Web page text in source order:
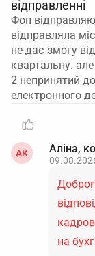
що вже має
відповідно
Ваше
автоматично
Ризики для
критично
спеціальне
анулювання
іншого
для
Підсумок:
за вашим
відправленні
Фоп відправляю
відправляла
не дає змогу
квартальну.
2 непринятий
електронного
АК Аліна,
на